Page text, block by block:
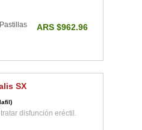
ARS $962.96
SX
disfunción eréctil.